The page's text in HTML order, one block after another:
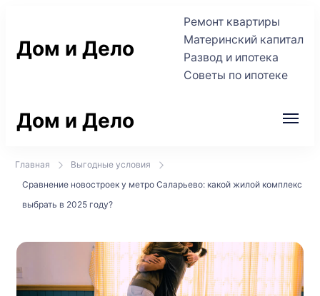
Дом и Дело
Практичные советы по жилью и сделкам
Ремонт квартиры
Материнский капитал
Развод и ипотека
Советы по ипотеке
Дом и Дело
Главная
Выгодные условия
Сравнение новостроек у метро Саларьево: какой жилой комплекс
выбрать в 2025 году?